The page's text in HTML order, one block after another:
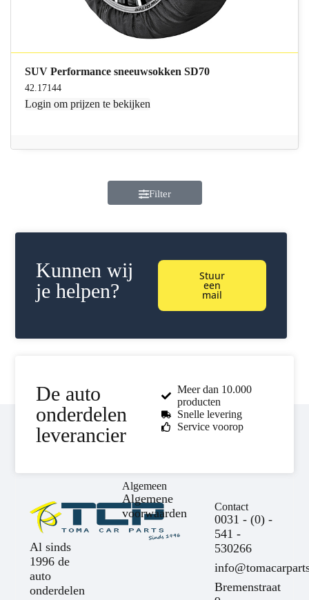
SUV Performance sneeuwsokken SD70
42.17144
Login om prijzen te bekijken
Filter
Kunnen wij
je helpen?
Stuur
een
mail
De auto
onderdelen
leverancier
Meer dan 10.000
producten
Snelle levering
Service voorop
Al sinds
1996 de
auto
onderdelen
Algemeen
Algemene
voorwaarden
Contact
0031 - (0) -
541 -
530266
Bremenstraat